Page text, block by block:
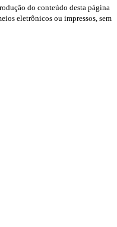
do conteúdo desta página
eletrônicos ou impressos, sem